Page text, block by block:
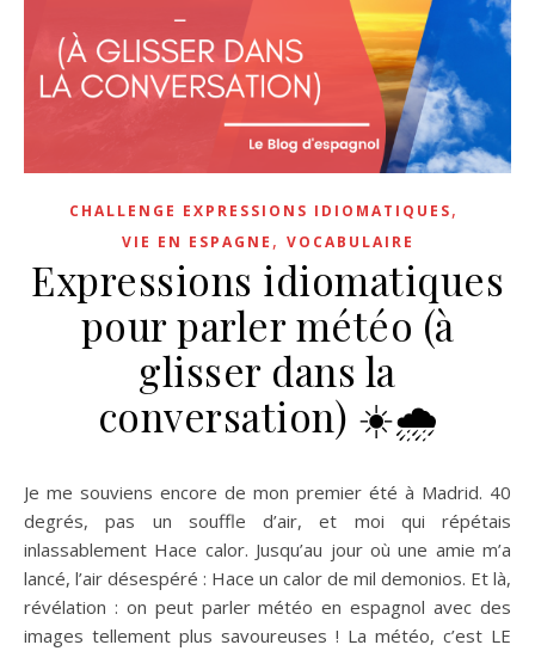
CHALLENGE EXPRESSIONS IDIOMATIQUES,
VIE EN ESPAGNE , VOCABULAIRE
Expressions idiomatiques
pour parler météo (à
glisser dans la
conversation) ☀️🌧️
Je me souviens encore de mon premier été à Madrid. 40
degrés, pas un souffle d’air, et moi qui répétais
inlassablement Hace calor. Jusqu’au jour où une amie m’a
lancé, l’air désespéré : Hace un calor de mil demonios. Et là,
révélation : on peut parler météo en espagnol avec des
images tellement plus savoureuses ! La météo, c’est LE